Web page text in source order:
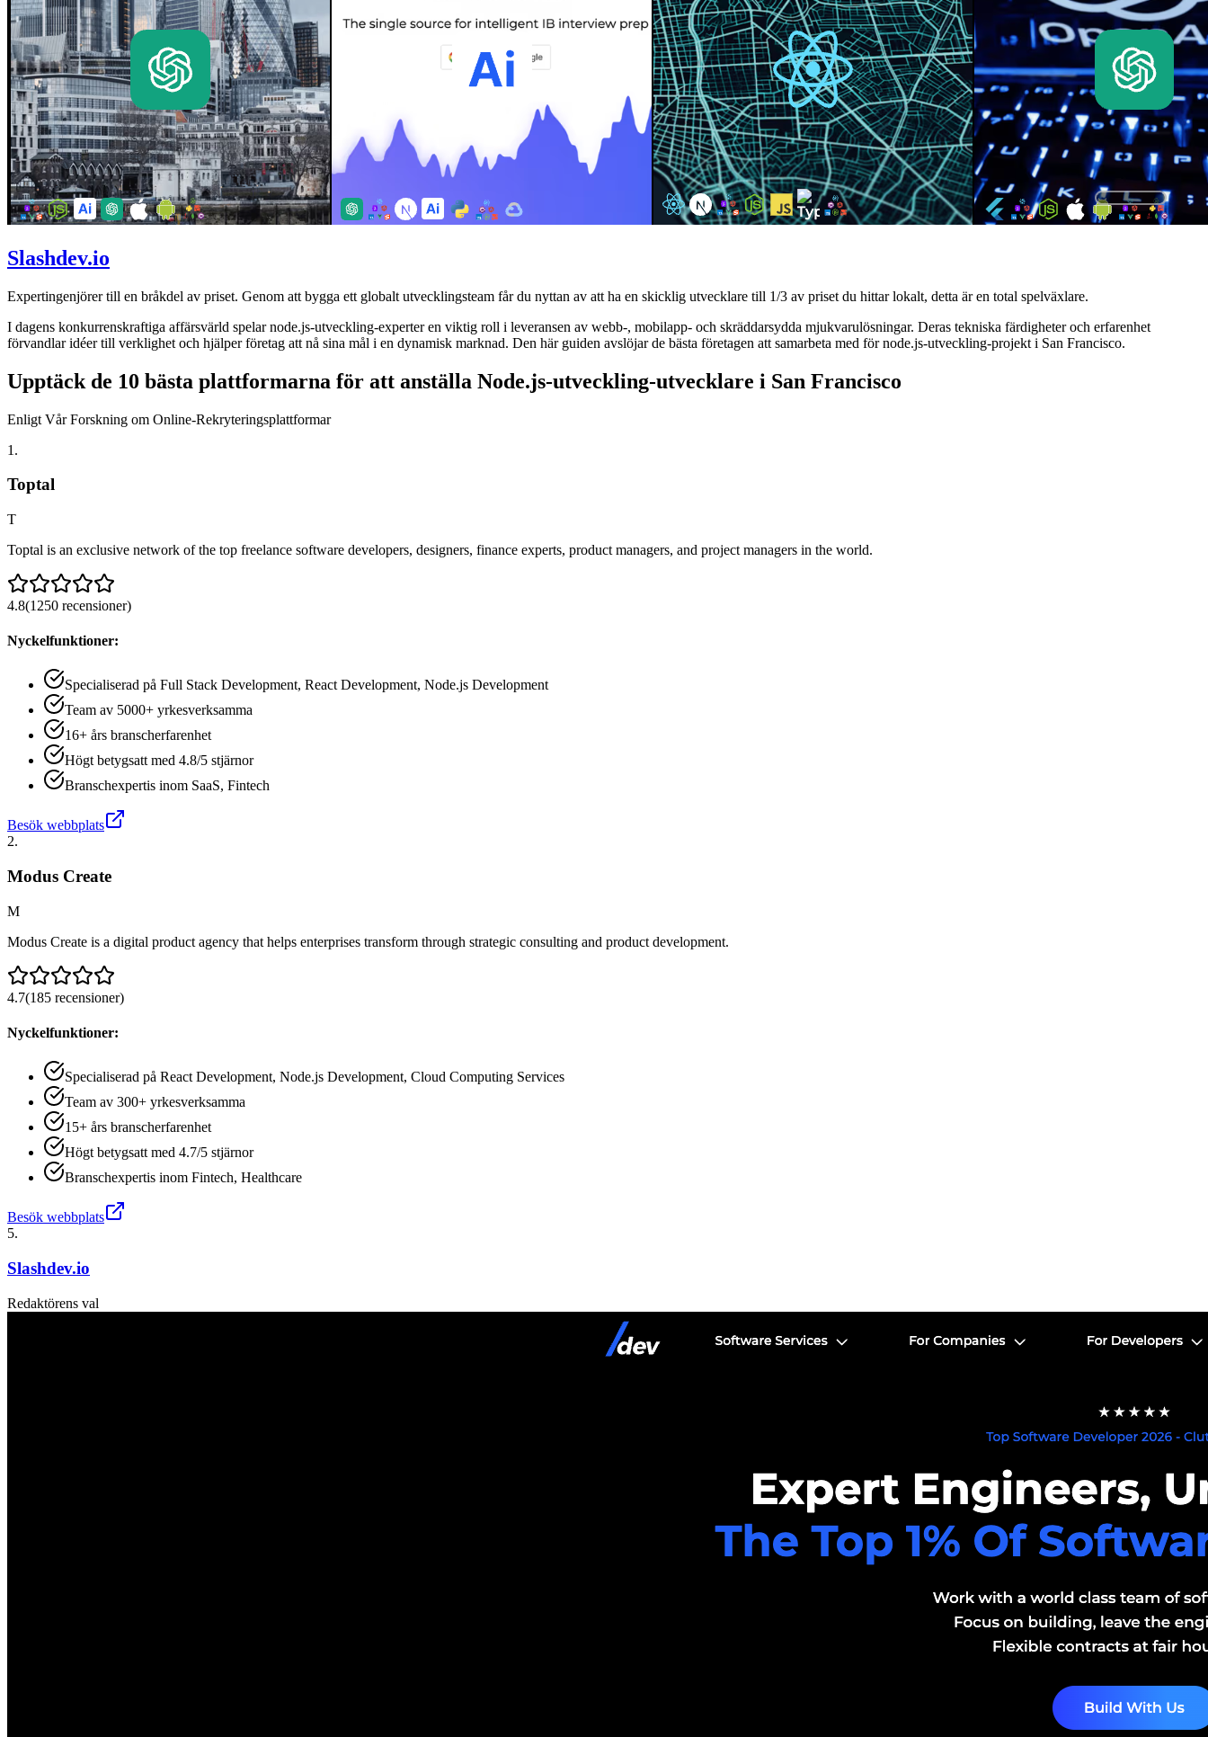
Slashdev.io
Expertingenjörer till en bråkdel av priset. Genom att bygga ett globalt utvecklingsteam får du nyttan av att ha en skicklig utvecklare till 1/3 av priset du hittar lokalt, detta är en total spelväxlare.
I dagens konkurrenskraftiga affärsvärld spelar node.js-utveckling-experter en viktig roll i leveransen av webb-, mobilapp- och skräddarsydda mjukvarulösningar. Deras tekniska färdigheter och erfarenhet
förvandlar idéer till verklighet och hjälper företag att nå sina mål i en dynamisk marknad. Den här guiden avslöjar de bästa företagen att samarbeta med för node.js-utveckling-projekt i San Francisco.
Upptäck de 10 bästa plattformarna för att anställa Node.js-utveckling-utvecklare i San Francisco
Enligt Vår Forskning om Online-Rekryteringsplattformar
1 .
Toptal
T
Toptal is an exclusive network of the top freelance software developers, designers, finance experts, product managers, and project managers in the world.
4.8(1250 recensioner)
Nyckelfunktioner:
Specialiserad på Full Stack Development, React Development, Node.js Development
Team av 5000+ yrkesverksamma
16+ års branscherfarenhet
Högt betygsatt med 4.8/5 stjärnor
Branschexpertis inom SaaS, Fintech
Besök webbplats
2.
Modus Create
M
Modus Create is a digital product agency that helps enterprises transform through strategic consulting and product development.
4.7(185 recensioner)
Nyckelfunktioner:
Specialiserad på React Development, Node.js Development, Cloud Computing Services
Team av 300+ yrkesverksamma
15+ års branscherfarenhet
Högt betygsatt med 4.7/5 stjärnor
Branschexpertis inom Fintech, Healthcare
Besök webbplats
5.
Slashdev.io
Redaktörens val